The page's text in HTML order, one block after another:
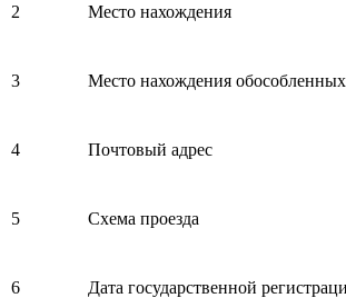
2 Место нахождения
3 Место нахождения
4 Почтовый адрес
5 Схема проезда
6 Дата государственной